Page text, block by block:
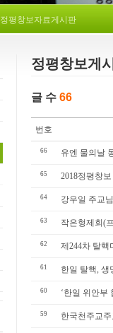
정평창보자료게시판
정평창보게
글 수 66
번호
66 유엔 물의날
65 2018정평창
64 강우일 주교
63 작은형제회(
62 제244차 탈핵
61 한일 탈핵, 생
60 ‘한일 위안부
59 한국천주교